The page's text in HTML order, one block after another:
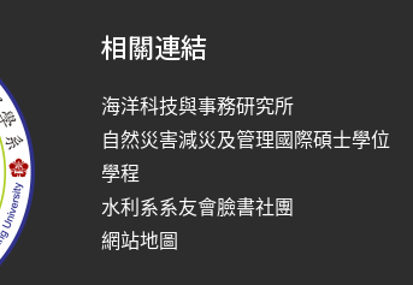
相關連結
海洋科技與事務研究所
自然災害減災及管理國際碩士學位
學程
水利系系友會臉書社團
網站地圖